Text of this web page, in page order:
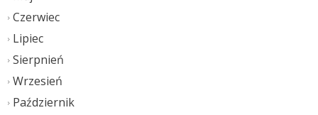
Czerwiec
Lipiec
Sierpnień
Wrzesień
Październik